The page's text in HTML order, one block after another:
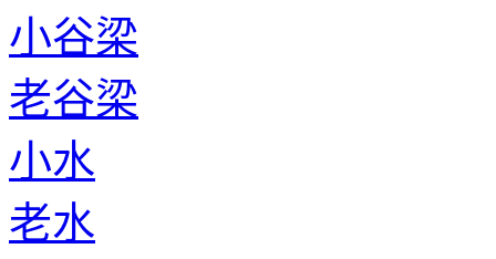
小谷梁
老谷梁
小水
老水